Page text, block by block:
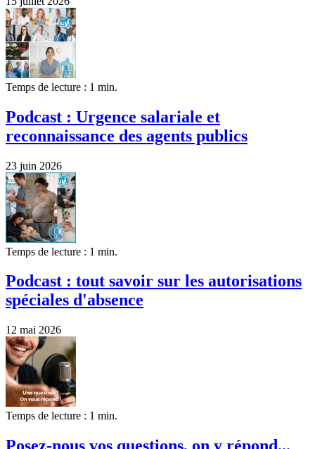
Temps de lecture : 1 min.
Podcast : Urgence salariale et
reconnaissance des agents publics
23 juin 2026
Temps de lecture : 1 min.
Podcast : tout savoir sur les autorisations
spéciales d'absence
12 mai 2026
Temps de lecture : 1 min.